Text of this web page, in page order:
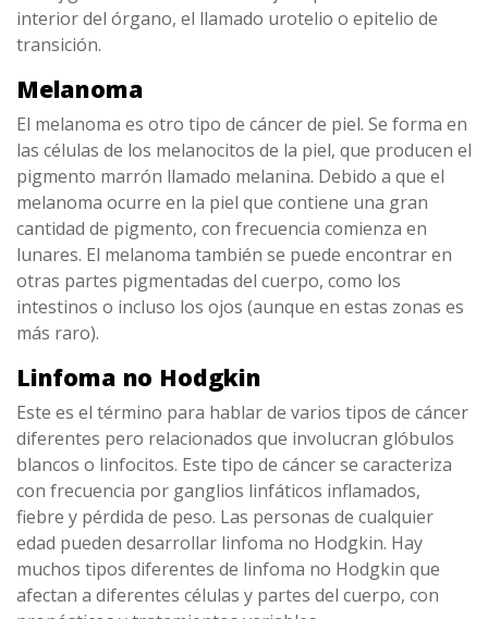
interior del órgano, el llamado urotelio o epitelio de
transición.
Melanoma
El melanoma es otro tipo de cáncer de piel. Se forma en
las células de los melanocitos de la piel, que producen el
pigmento marrón llamado melanina. Debido a que el
melanoma ocurre en la piel que contiene una gran
cantidad de pigmento, con frecuencia comienza en
lunares. El melanoma también se puede encontrar en
otras partes pigmentadas del cuerpo, como los
intestinos o incluso los ojos (aunque en estas zonas es
más raro).
Linfoma no Hodgkin
Este es el término para hablar de varios tipos de cáncer
diferentes pero relacionados que involucran glóbulos
blancos o linfocitos. Este tipo de cáncer se caracteriza
con frecuencia por ganglios linfáticos inflamados,
fiebre y pérdida de peso. Las personas de cualquier
edad pueden desarrollar linfoma no Hodgkin. Hay
muchos tipos diferentes de linfoma no Hodgkin que
afectan a diferentes células y partes del cuerpo, con